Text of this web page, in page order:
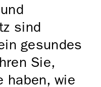
sind
gesundes
Sie,
haben, wie